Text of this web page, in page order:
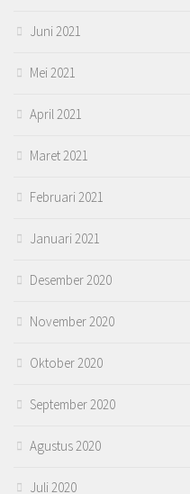
Juni 2021
Mei 2021
April 2021
Maret 2021
Februari 2021
Januari 2021
Desember 2020
November 2020
Oktober 2020
September 2020
Agustus 2020
Juli 2020